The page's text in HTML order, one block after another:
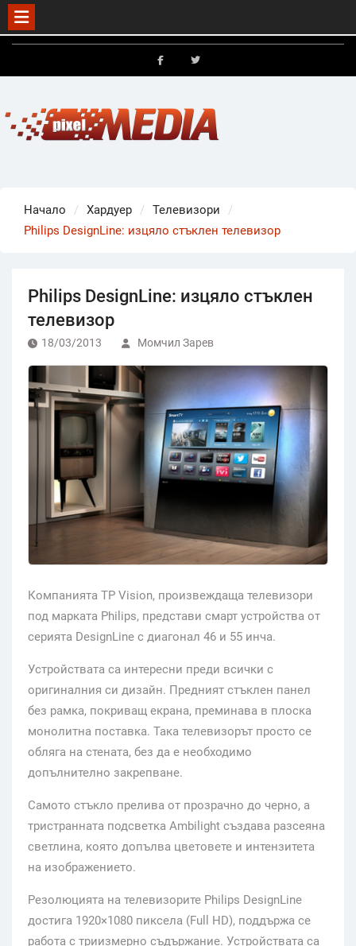
Skip
Начало Хардуер
Телевизори
Philips DesignLine: изцяло стъклен телевизор
Philips DesignLine: изцяло стъклен
телевизор
18/03/2013 Момчил Зарев
Компанията TP Vision, произвеждаща телевизори
под марката Philips, представи смарт устройства от
серията DesignLine с диагонал 46 и 55 инча.
Устройствата са интересни преди всички с
оригиналния си дизайн. Предният стъклен панел
без рамка, покриващ екрана, преминава в плоска
монолитна поставка. Така телевизорът просто се
обляга на стената, без да е необходимо
допълнително закрепване.
Самото стъкло прелива от прозрачно до черно, а
тристранната подсветка Ambilight създава разсеяна
светлина, която допълва цветовете и интензитета
на изображението.
Резолюцията на телевизорите Philips DesignLine
достига 1920×1080 пиксела (Full HD), поддържа се
работа с триизмерно съдържание. Устройствата са